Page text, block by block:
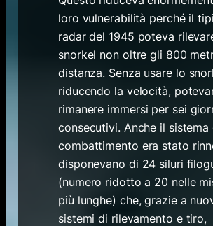
loro vulnerabilità perché il
radar del 1945 poteva
snorkel non oltre gli 800
distanza. Senza usare lo
riducendo la velocità,
rimanere immersi per sei
consecutivi. Anche il sistema
combattimento era stato
disponevano di 24 siluri
(numero ridotto a 20 nelle
più lunghe) che, grazie a
sistemi di rilevamento e tiro,